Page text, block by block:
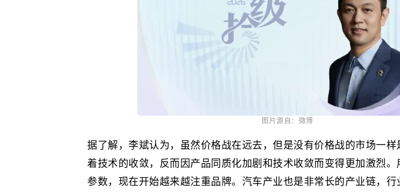
图片源自：微博
据了解， 李斌认为，虽然价格战在远去，但是没有价格战的市场一
着技术的收敛，反而因产品同质化加剧和技术收敛而变得更加激烈
参数，现在开始越来越注重品牌。汽车产业也是非常长的产业链，